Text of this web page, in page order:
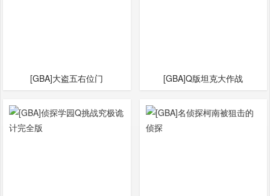
[GBA]大盗五右位门 [GBA]Q版坦克大作战